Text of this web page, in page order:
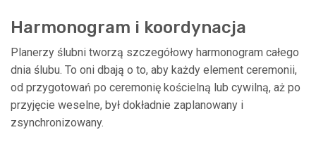
Harmonogram i koordynacja
Planerzy ślubni tworzą szczegółowy harmonogram całego
dnia ślubu. To oni dbają o to, aby każdy element ceremonii,
od przygotowań po ceremonię kościelną lub cywilną, aż po
przyjęcie weselne, był dokładnie zaplanowany i
zsynchronizowany.